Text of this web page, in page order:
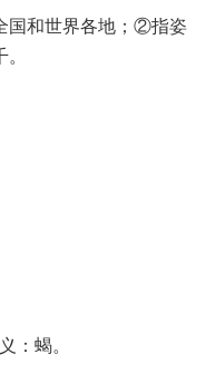
和世界各地；②指姿
：蝎。